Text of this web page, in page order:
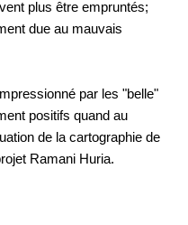
plus être empruntés;
due au mauvais
par les "belle"
positifs quand au
de la cartographie de
Ramani Huria.